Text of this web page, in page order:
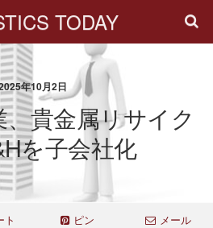
TODAY
年10月2日
貴金属リサイク
を子会社化
ト ピン メール